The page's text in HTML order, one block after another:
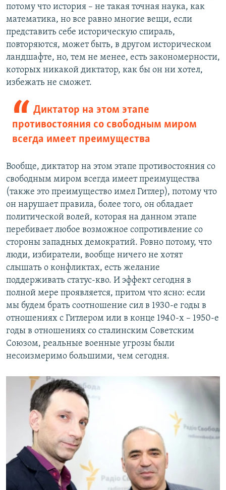
потому что история – не такая точная наука, как
математика, но все равно многие вещи, если
представить себе историческую спираль,
повторяются, может быть, в другом историческом
ландшафте, но, тем не менее, есть закономерности,
которых никакой диктатор, как бы он ни хотел,
избежать не сможет.
Диктатор на этом этапе
противостояния со свободным миром
всегда имеет преимущества
Вообще, диктатор на этом этапе противостояния со
свободным миром всегда имеет преимущества
(также это преимущество имел Гитлер), потому что
он нарушает правила, более того, он обладает
политической волей, которая на данном этапе
перебивает любое возможное сопротивление со
стороны западных демократий. Ровно потому, что
люди, избиратели, вообще ничего не хотят
слышать о конфликтах, есть желание
поддерживать статус-кво. И эффект сегодня в
полной мере проявляется, притом что ясно: если
мы будем брать соотношение сил в 1930-е годы в
отношениях с Гитлером или в конце 1940-х – 1950-е
годы в отношениях со сталинским Советским
Союзом, реальные военные угрозы были
несоизмеримо большими, чем сегодня.